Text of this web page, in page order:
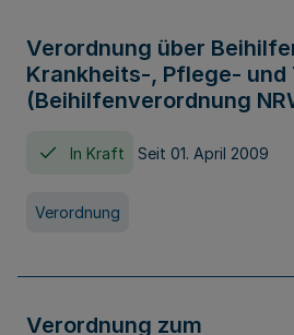
Verordnung über
Krankheits-, Pflege- und
(Beihilfenverordnung
In Kraft Seit 01. April 2009
Verordnung
Verordnung zum